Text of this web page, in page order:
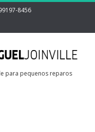
8456
para pequenos reparos